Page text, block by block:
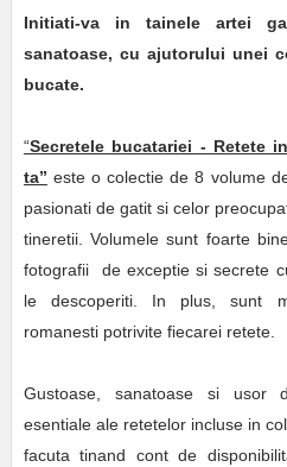
Initiati-va in tainele artei
sanatoase, cu ajutorului unei
bucate.
“Secretele bucatariei - Retete
ta” este o colectie de 8 volume
pasionati de gatit si celor
tineretii. Volumele sunt foarte
fotografii de exceptie si secrete
le descoperiti. In plus, sunt
romanesti potrivite fiecarei retete.
Gustoase, sanatoase si usor
esentiale ale retetelor incluse in
facuta tinand cont de